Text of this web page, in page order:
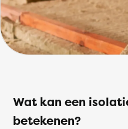
Wat kan een
betekenen?